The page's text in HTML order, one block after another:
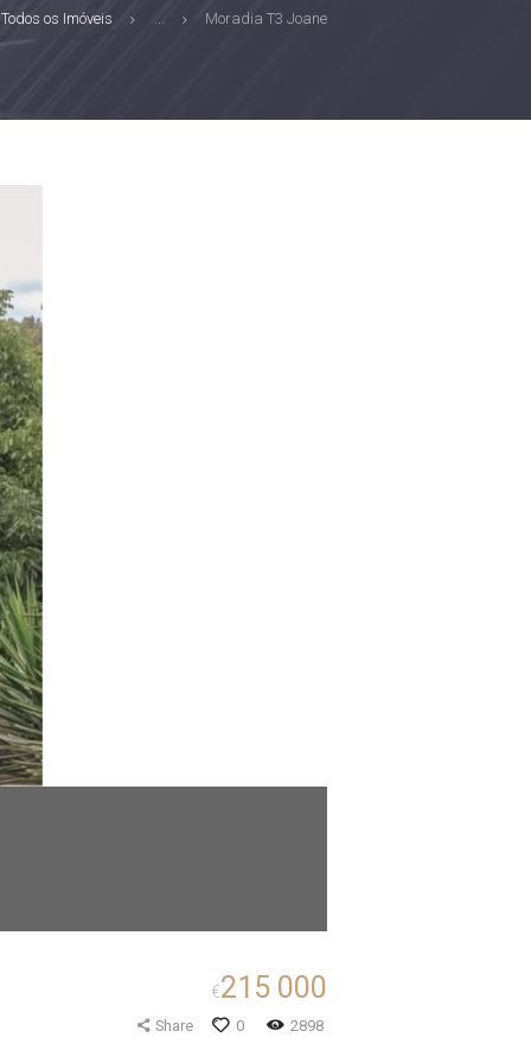
Todos os Imóveis ... Moradia T3 Joane
€215 000
2898
0
Share